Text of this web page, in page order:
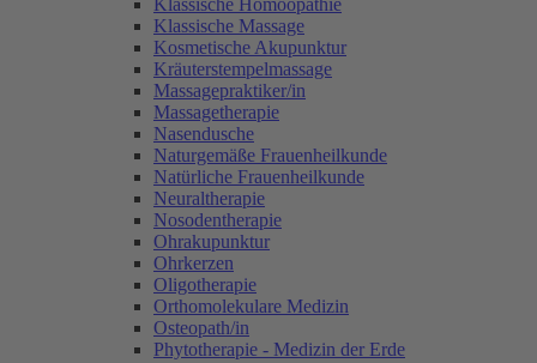
Klassische Homöopathie
Klassische Massage
Kosmetische Akupunktur
Kräuterstempelmassage
Massagepraktiker/in
Massagetherapie
Nasendusche
Naturgemäße Frauenheilkunde
Natürliche Frauenheilkunde
Neuraltherapie
Nosodentherapie
Ohrakupunktur
Ohrkerzen
Oligotherapie
Orthomolekulare Medizin
Osteopath/in
Phytotherapie - Medizin der Erde